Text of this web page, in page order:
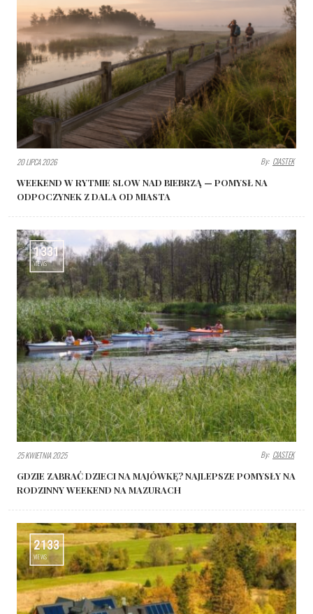
20 LIPCA 2026 By: CIASTEK
WEEKEND W RYTMIE SLOW NAD BIEBRZĄ — POMYSŁ NA
ODPOCZYNEK Z DALA OD MIASTA
1331
VIEWS
25 KWIETNIA 2025 By: CIASTEK
GDZIE ZABRAĆ DZIECI NA MAJÓWKĘ? NAJLEPSZE POMYSŁY NA
RODZINNY WEEKEND NA MAZURACH
2133
VIEWS